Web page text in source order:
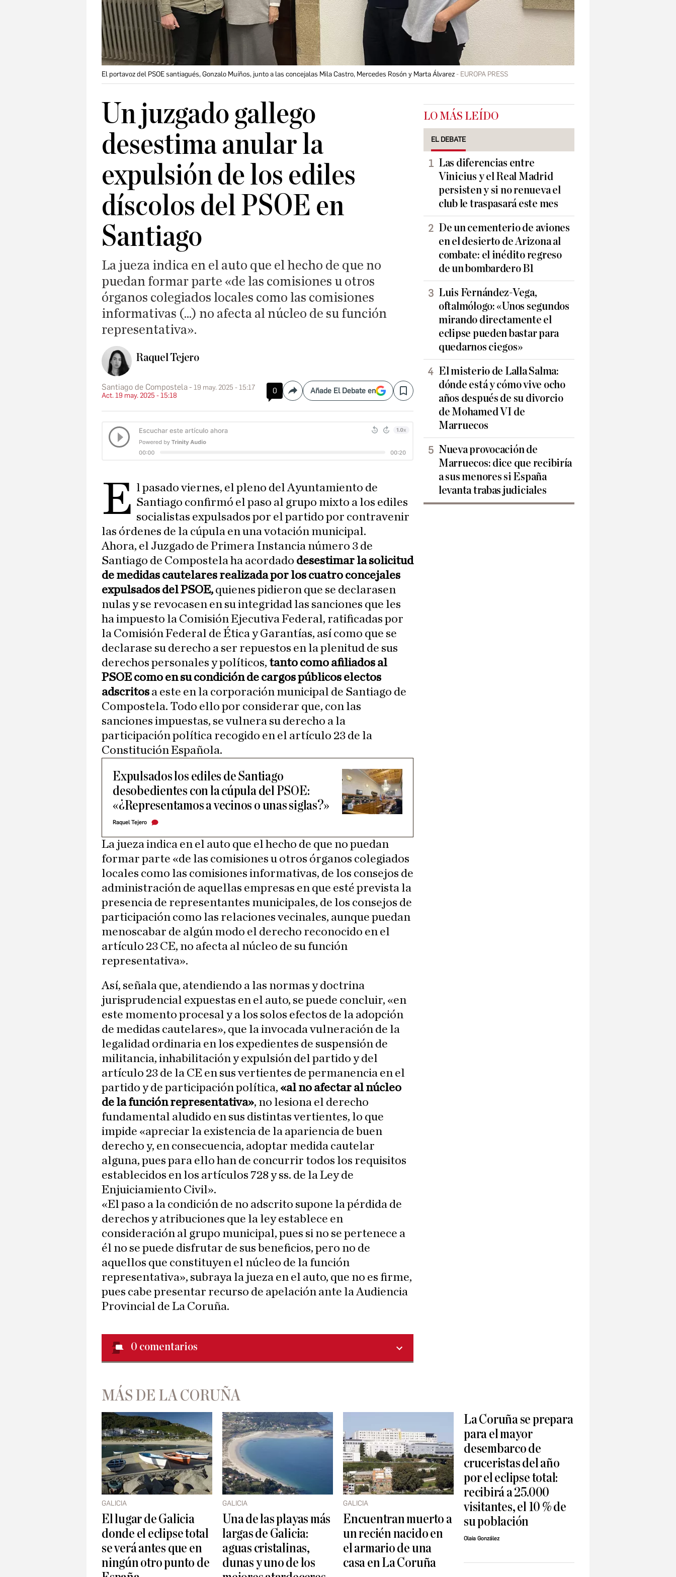
El portavoz del PSOE santiagués, Gonzalo Muíños, junto a las concejalas Mila Castro, Mercedes Rosón y Marta Álvarez EUROPA PRESS
Un juzgado gallego
desestima anular la
expulsión de los ediles
díscolos del PSOE en
Santiago
La jueza indica en el auto que el hecho de que no
puedan formar parte «de las comisiones u otros
órganos colegiados locales como las comisiones
informativas (...) no afecta al núcleo de su función
representativa».
Raquel Tejero
Santiago de Compostela
19 may. 2025 - 15:17
Act. 19 may. 2025 - 15:18
0 CompartirAñade El Debate en Save
E l pasado viernes, el pleno del Ayuntamiento de
Santiago confirmó el paso al grupo mixto a los ediles
socialistas expulsados por el partido por contravenir
las órdenes de la cúpula en una votación municipal.
Ahora, el Juzgado de Primera Instancia número 3 de
Santiago de Compostela ha acordado desestimar la solicitud
de medidas cautelares realizada por los cuatro concejales
expulsados del PSOE, quienes pidieron que se declarasen
nulas y se revocasen en su integridad las sanciones que les
ha impuesto la Comisión Ejecutiva Federal, ratificadas por
la Comisión Federal de Ética y Garantías, así como que se
declarase su derecho a ser repuestos en la plenitud de sus
derechos personales y políticos, tanto como afiliados al
PSOE como en su condición de cargos públicos electos
adscritos a este en la corporación municipal de Santiago de
Compostela. Todo ello por considerar que, con las
sanciones impuestas, se vulnera su derecho a la
participación política recogido en el artículo 23 de la
Constitución Española.
Expulsados los ediles de Santiago
desobedientes con la cúpula del PSOE:
«¿Representamos a vecinos o unas siglas?»
Raquel Tejero
La jueza indica en el auto que el hecho de que no puedan
formar parte «de las comisiones u otros órganos colegiados
locales como las comisiones informativas, de los consejos de
administración de aquellas empresas en que esté prevista la
presencia de representantes municipales, de los consejos de
participación como las relaciones vecinales, aunque puedan
menoscabar de algún modo el derecho reconocido en el
artículo 23 CE, no afecta al núcleo de su función
representativa».
Así, señala que, atendiendo a las normas y doctrina
jurisprudencial expuestas en el auto, se puede concluir, «en
este momento procesal y a los solos efectos de la adopción
de medidas cautelares», que la invocada vulneración de la
legalidad ordinaria en los expedientes de suspensión de
militancia, inhabilitación y expulsión del partido y del
artículo 23 de la CE en sus vertientes de permanencia en el
partido y de participación política, «al no afectar al núcleo
de la función representativa», no lesiona el derecho
fundamental aludido en sus distintas vertientes, lo que
impide «apreciar la existencia de la apariencia de buen
derecho y, en consecuencia, adoptar medida cautelar
alguna, pues para ello han de concurrir todos los requisitos
establecidos en los artículos 728 y ss. de la Ley de
Enjuiciamiento Civil».
«El paso a la condición de no adscrito supone la pérdida de
derechos y atribuciones que la ley establece en
consideración al grupo municipal, pues si no se pertenece a
él no se puede disfrutar de sus beneficios, pero no de
aquellos que constituyen el núcleo de la función
representativa», subraya la jueza en el auto, que no es firme,
pues cabe presentar recurso de apelación ante la Audiencia
Provincial de La Coruña.
0 comentarios
LO MÁS LEÍDO
EL DEBATE
Las diferencias entre
Vinicius y el Real Madrid
persisten y si no renueva el
club le traspasará este mes
De un cementerio de aviones
en el desierto de Arizona al
combate: el inédito regreso
de un bombardero B1
Luis Fernández-Vega,
oftalmólogo: «Unos segundos
mirando directamente el
eclipse pueden bastar para
quedarnos ciegos»
El misterio de Lalla Salma:
dónde está y cómo vive ocho
años después de su divorcio
de Mohamed VI de
Marruecos
Nueva provocación de
Marruecos: dice que recibiría
a sus menores si España
levanta trabas judiciales
MÁS DE LA CORUÑA
GALICIA
El lugar de Galicia
donde el eclipse total
se verá antes que en
ningún otro punto de
GALICIA
Una de las playas más
largas de Galicia:
aguas cristalinas,
dunas y uno de los
GALICIA
Encuentran muerto a
un recién nacido en
el armario de una
casa en La Coruña
La Coruña se prepara
para el mayor
desembarco de
cruceristas del año
por el eclipse total:
recibirá a 25.000
visitantes, el 10 % de
su población
Olaia González